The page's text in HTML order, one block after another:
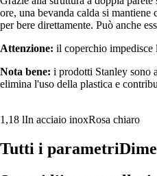
ore, una bevanda calda si
per bere direttamente. Può anche
Attenzione: il coperchio impedisce
Nota bene: i prodotti Stanley sono
elimina l'uso della plastica e
1,18 lIn acciaio inoxRosa chiaro
Tutti i parametri